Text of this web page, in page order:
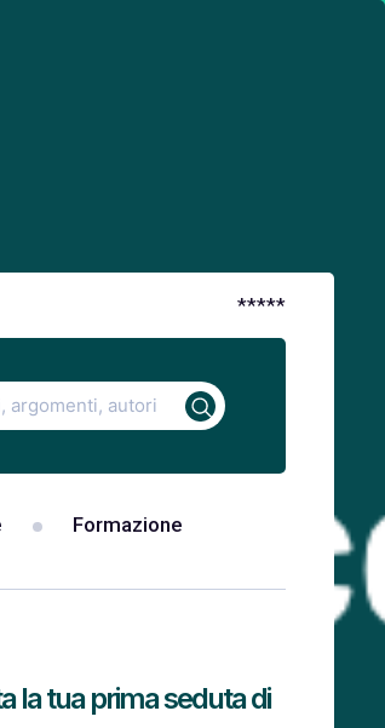
*****
Formazione
la tua prima seduta di